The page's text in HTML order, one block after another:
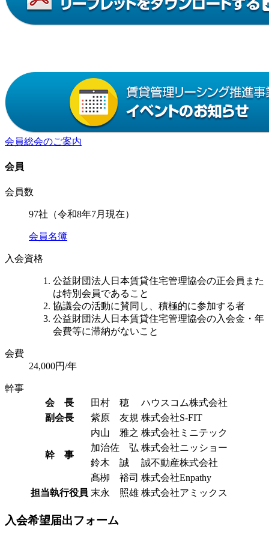
会員総会のご案内
会員
会員数
97社（令和8年7月現在）
会員名簿
入会資格
公益財団法人日本賃貸住宅管理協会の正会員また
は特別会員であること
協議会の活動に賛同し、積極的に参加する者
公益財団法人日本賃貸住宅管理協会の入会金・年
会費等に滞納がないこと
会費
24,000円/年
幹事
会 長
田村 穂
ハウスコム株式会社
副会長
紫原 友規 株式会社S-FIT
幹 事
内山 雅之 株式会社ミニテック
加治佐 弘 株式会社ニッショー
鈴木 誠
誠不動産株式会社
髙栁 裕司 株式会社Enpathy
担当執行役員 末永 照雄 株式会社アミックス
入会希望届出フォーム